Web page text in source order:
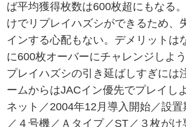
ば平均獲得枚数は600枚超にもなる
けでリプレイハズシができるため、
インする心配もない。デメリットは
に600枚オーバーにチャレンジしよ
プレイハズシの引き延ばしすぎには
ームからはJACイン優先でプレイし
ネット／2004年12月導入開始／設置
／４号機／Ａタイプ／ST／３枚がけ